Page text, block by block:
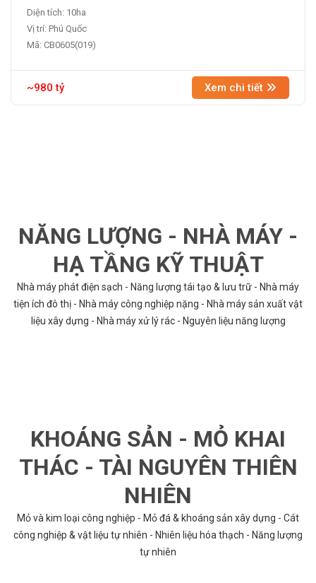
Diện tích: 10ha
Vị trí: Phú Quốc
Mã: CB0605(019)
~980 tỷ Xem chi tiết
NĂNG LƯỢNG - NHÀ MÁY -
HẠ TẦNG KỸ THUẬT
Nhà máy phát điện sạch - Năng lượng tái tạo & lưu trữ - Nhà máy
tiện ích đô thị - Nhà máy công nghiệp nặng - Nhà máy sản xuất vật
liệu xây dựng - Nhà máy xử lý rác - Nguyên liệu năng lượng
KHOÁNG SẢN - MỎ KHAI
THÁC - TÀI NGUYÊN THIÊN
NHIÊN
Mỏ và kim loại công nghiệp - Mỏ đá & khoáng sản xây dựng - Cát
công nghiệp & vật liệu tự nhiên - Nhiên liệu hóa thạch - Năng lượng
tự nhiên